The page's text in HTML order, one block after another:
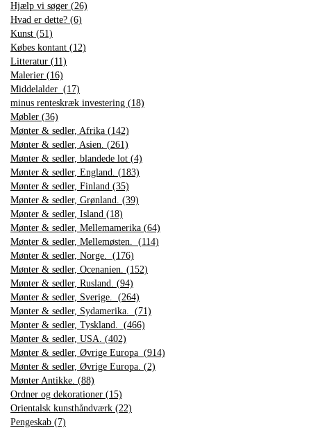
Hjælp vi søger (26)
Hvad er dette? (6)
Kunst (51)
Købes kontant (12)
Litteratur (11)
Malerier (16)
Middelalder (17)
minus renteskræk investering (18)
Møbler (36)
Mønter & sedler, Afrika (142)
Mønter & sedler, Asien. (261)
Mønter & sedler, blandede lot (4)
Mønter & sedler, England. (183)
Mønter & sedler, Finland (35)
Mønter & sedler, Grønland. (39)
Mønter & sedler, Island (18)
Mønter & sedler, Mellemamerika (64)
Mønter & sedler, Mellemøsten. (114)
Mønter & sedler, Norge. (176)
Mønter & sedler, Ocenanien. (152)
Mønter & sedler, Rusland. (94)
Mønter & sedler, Sverige. (264)
Mønter & sedler, Sydamerika. (71)
Mønter & sedler, Tyskland. (466)
Mønter & sedler, USA. (402)
Mønter & sedler, Øvrige Europa (914)
Mønter & sedler, Øvrige Europa. (2)
Mønter Antikke. (88)
Ordner og dekorationer (15)
Orientalsk kunsthåndværk (22)
Pengeskab (7)